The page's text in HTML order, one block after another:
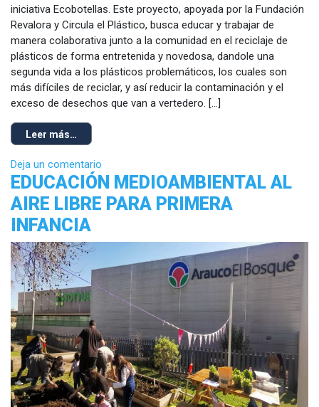
iniciativa Ecobotellas. Este proyecto, apoyada por la Fundación
Revalora y Circula el Plástico, busca educar y trabajar de
manera colaborativa junto a la comunidad en el reciclaje de
plásticos de forma entretenida y novedosa, dandole una
segunda vida a los plásticos problemáticos, los cuales son
más difíciles de reciclar, y así reducir la contaminación y el
exceso de desechos que van a vertedero. […]
Leer más…
Deja un comentario
EDUCACIÓN MEDIOAMBIENTAL AL
AIRE LIBRE PARA PRIMERA
INFANCIA